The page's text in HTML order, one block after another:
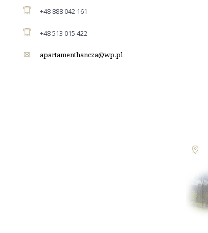
+48 888 042 161
+48 513 015 422
apartamenthancza@wp.pl